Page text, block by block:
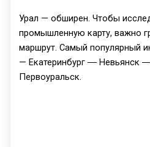
Урал — обширен. Чтобы
промышленную карту, важно
маршрут. Самый популярный
— Екатеринбург ― Невьянск
Первоуральск.